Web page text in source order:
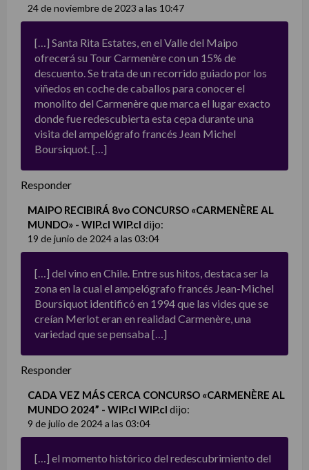
24 de noviembre de 2023 a las 10:47
[…] Santa Rita Estates, en el Valle del Maipo
ofrecerá su Tour Carmenère con un 15% de
descuento. Se trata de un recorrido guiado por los
viñedos en coche de caballos para conocer el
monolito del Carmenère que marca el lugar exacto
donde fue redescubierta esta cepa durante una
visita del ampelógrafo francés Jean Michel
Boursiquot. […]
Responder
MAIPO RECIBIRÁ 8vo CONCURSO «CARMENÈRE AL
MUNDO» - WIP.cl WIP.cl dijo:
19 de junio de 2024 a las 03:04
[…] del vino en Chile. Entre sus hitos, destaca ser la
zona en la cual el ampelógrafo francés Jean-Michel
Boursiquot identificó en 1994 que las vides que se
creían Merlot eran en realidad Carmenère, una
variedad que se pensaba […]
Responder
CADA VEZ MÁS CERCA CONCURSO «CARMENÈRE AL
MUNDO 2024” - WIP.cl WIP.cl dijo:
9 de julio de 2024 a las 03:04
[…] el momento histórico del redescubrimiento del